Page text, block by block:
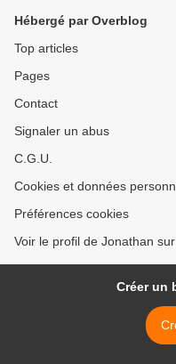
Hébergé par Overblog
Top articles
Pages
Contact
Signaler un abus
C.G.U.
Cookies et données
Préférences cookies
Voir le profil de Jonathan
Créer un